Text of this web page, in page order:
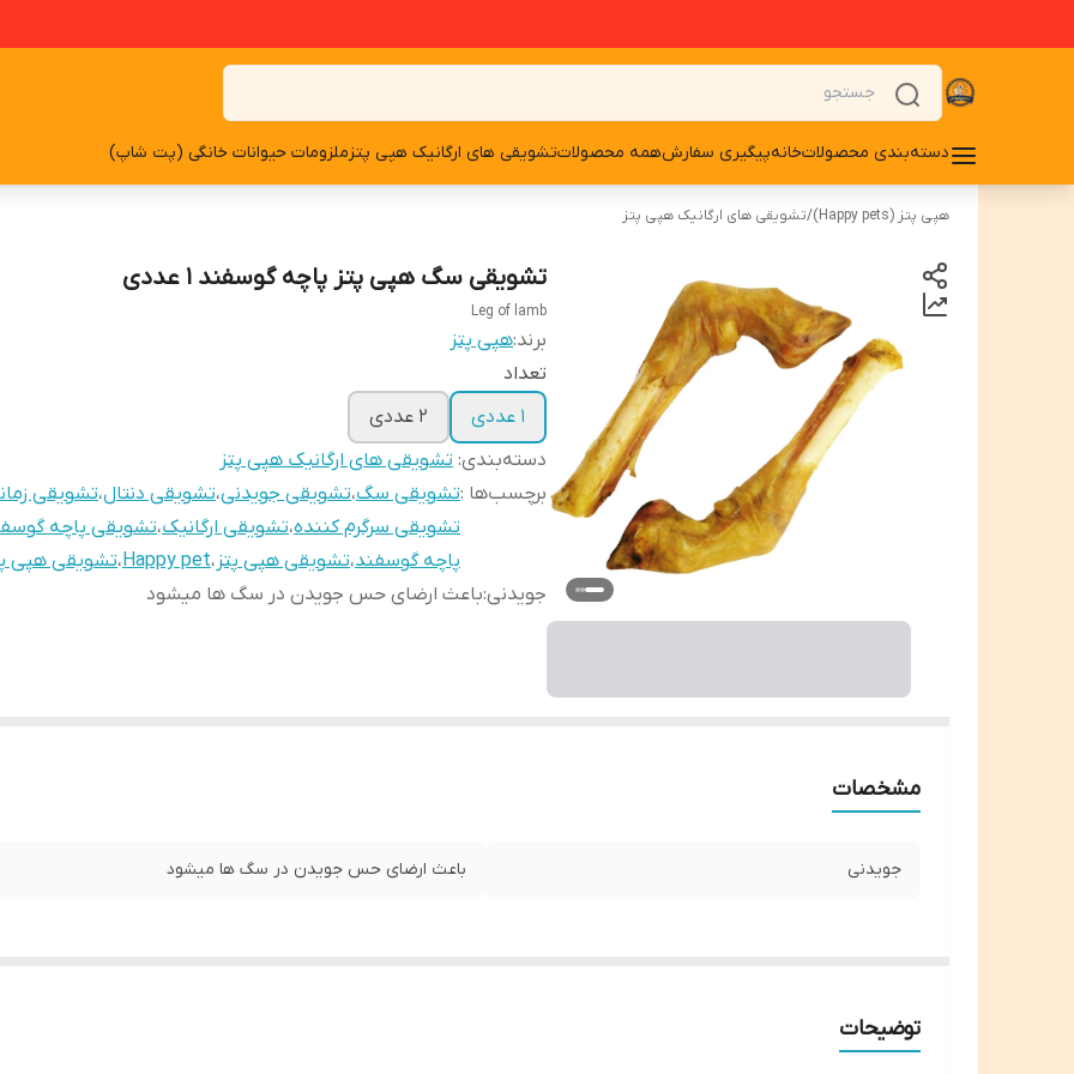
دسته‌بندی محصولاتخانهپیگیری سفارشهمه محصولاتتشویقی های ارگانیک هپی پتزملزومات حیوانات خانگی (پت شاپ)
هپی پتز (Happy pets) /تشویقی های ارگانیک هپی پتز
تشویقی سگ هپی پتز پاچه گوسفند ۱ عددی
Leg of lamb
برند:هپی پتز
تعداد
۱ عددی
۲ عددی
دسته‌بندی: تشویقی های ارگانیک هپی پتز
برچسب‌ها :تشویقی سگ،تشویقی جویدنی،تشویقی دنتال،تشویقی
تشویقی سرگرم کننده،تشویقی ارگانیک،تشویقی پاچه
پاچه گوسفند،تشویقی هپی پتز ،Happy pet،تشویقی هپی
جویدنی:باعث ارضای حس جویدن در سگ ها میشود
مشخصات
جویدنی باعث ارضای حس جویدن در سگ ها میشود
توضیحات